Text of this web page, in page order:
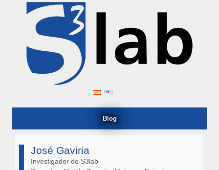
Blog
José Gaviria
Investigador de S3lab